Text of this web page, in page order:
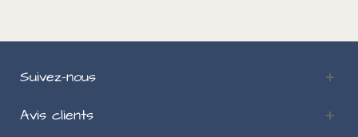
Suivez-nous
Avis clients